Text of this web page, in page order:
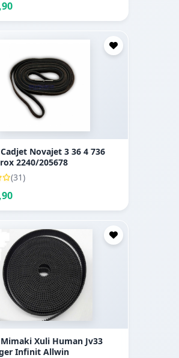
Novajet 3 36 4 736
2240/205678
(31)
Xuli Human Jv33
Infinit Allwin